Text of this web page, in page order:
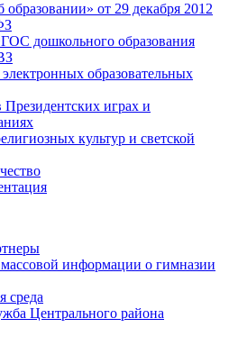
образовании» от 29 декабря 2012
дошкольного образования
образовательных
Президентских играх и
культур и светской
информации о гимназии
среда
Центрального района